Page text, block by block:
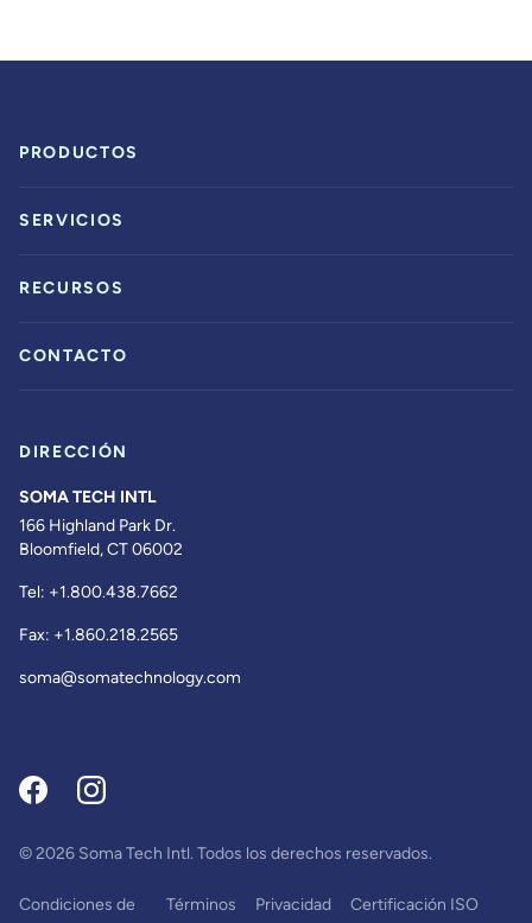
PRODUCTOS
SERVICIOS
RECURSOS
CONTACTO
DIRECCIÓN
SOMA TECH INTL
166 Highland Park Dr.
Bloomfield, CT 06002
Tel: +1.800.438.7662
Fax: +1.860.218.2565
soma@somatechnology.com
© 2026 Soma Tech Intl. Todos los derechos reservados.
Condiciones de
Términos Privacidad
Certificación ISO